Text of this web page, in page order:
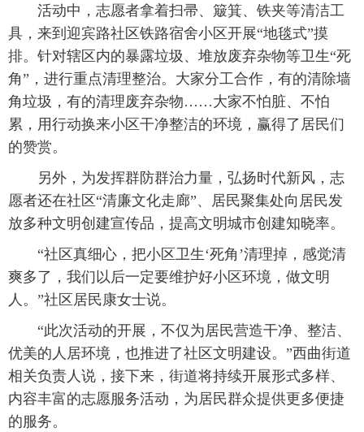
活动中，志愿者拿着扫帚、簸箕、铁夹等清洁工
具，来到迎宾路社区铁路宿舍小区开展“地毯式”摸
排。针对辖区内的暴露垃圾、堆放废弃杂物等卫生“死
角”，进行重点清理整治。大家分工合作，有的清除墙
角垃圾，有的清理废弃杂物……大家不怕脏、不怕
累，用行动换来小区干净整洁的环境，赢得了居民们
的赞赏。
另外，为发挥群防群治力量，弘扬时代新风，志
愿者还在社区“清廉文化走廊”、居民聚集处向居民发
放多种文明创建宣传品，提高文明城市创建知晓率。
“社区真细心，把小区卫生‘死角’清理掉，感觉清
爽多了，我们以后一定要维护好小区环境，做文明
人。”社区居民康女士说。
“此次活动的开展，不仅为居民营造干净、整洁、
优美的人居环境，也推进了社区文明建设。”西曲街道
相关负责人说，接下来，街道将持续开展形式多样、
内容丰富的志愿服务活动，为居民群众提供更多便捷
的服务。